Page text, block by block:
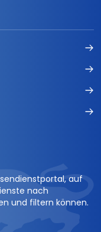
auf
nach
und filtern können.